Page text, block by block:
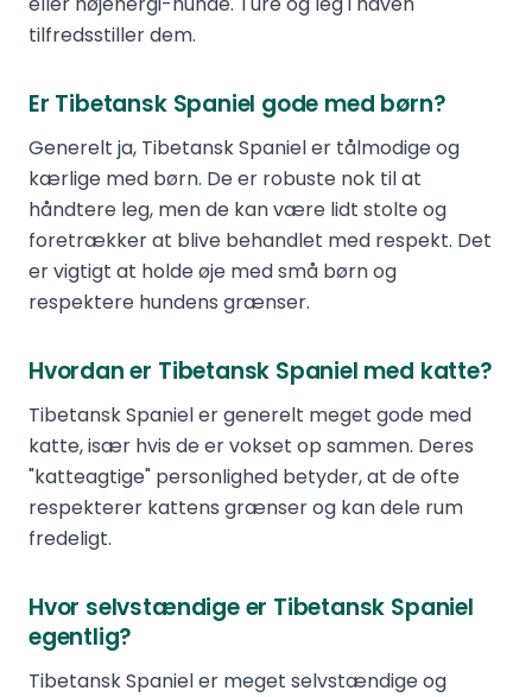
tilfredsstiller dem.
Er Tibetansk Spaniel gode med børn?
Generelt ja, Tibetansk Spaniel er tålmodige og
kærlige med børn. De er robuste nok til at
håndtere leg, men de kan være lidt stolte og
foretrækker at blive behandlet med respekt. Det
er vigtigt at holde øje med små børn og
respektere hundens grænser.
Hvordan er Tibetansk Spaniel med katte?
Tibetansk Spaniel er generelt meget gode med
katte, især hvis de er vokset op sammen. Deres
"katteagtige" personlighed betyder, at de ofte
respekterer kattens grænser og kan dele rum
fredeligt.
Hvor selvstændige er Tibetansk Spaniel
egentlig?
Tibetansk Spaniel er meget selvstændige og